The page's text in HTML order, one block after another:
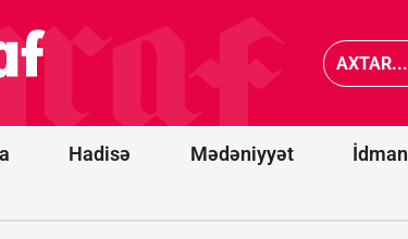
Hadisə Mədəniyyət İdman
KİV: ABŞ Kiber
Komandanlığında
baş verən
araşdırılır